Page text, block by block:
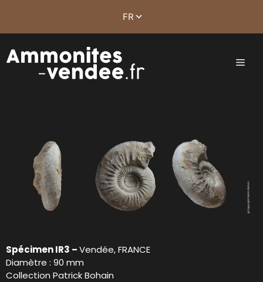
Spécimen IR3 –Vendée, FRANCE
Diamètre : 90 mm
Collection Patrick Bohain